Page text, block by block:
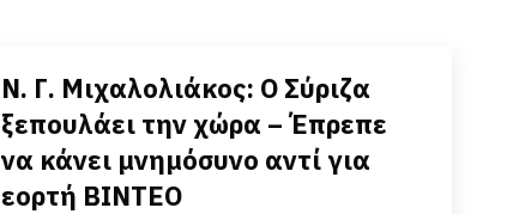
Ν. Γ. Μιχαλολιάκος: Ο Σύριζα
ξεπουλάει την χώρα – Έπρεπε
να κάνει μνημόσυνο αντί για
εορτή ΒΙΝΤΕΟ